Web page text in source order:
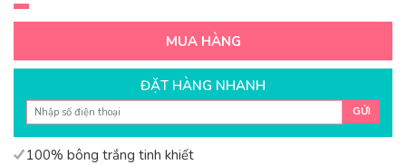
MUA HÀNG
ĐẶT HÀNG NHANH
GỬI
100% bông trắng tinh khiết